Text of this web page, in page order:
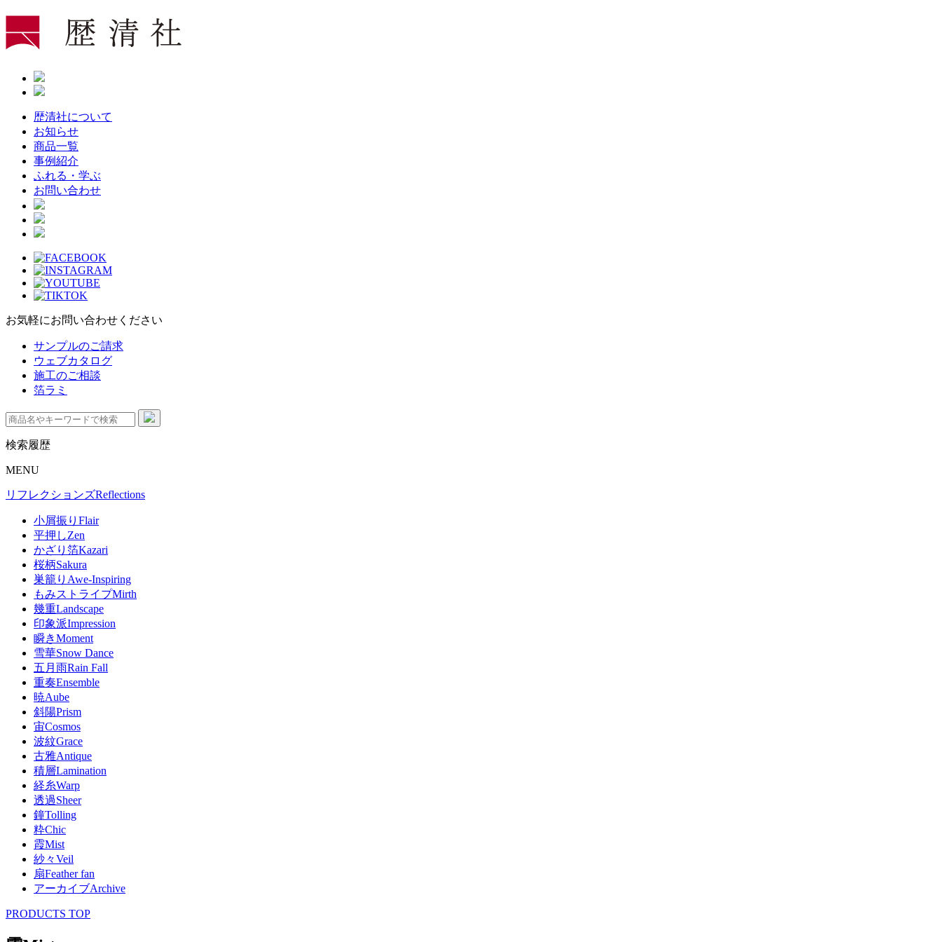
Skip
to
the
歴清社について
お知らせ
商品一覧
事例紹介
ふれる・学ぶ
お問い合わせ
お気軽にお問い合わせください
サンプルのご請求
ウェブカタログ
施工のご相談
箔ラミ
検索履歴
MENU
リフレクションズReflections
小屑振り Flair
平押しZen
かざり箔Kazari
桜柄Sakura
巣籠り Awe-Inspiring
もみストライプMirth
幾重Landscape
印象派Impression
瞬きMoment
雪華Snow Dance
五月雨Rain Fall
重奏Ensemble
暁Aube
斜陽Prism
宙Cosmos
波紋Grace
古雅Antique
積層Lamination
経糸Warp
透過Sheer
鐘Tolling
粋Chic
霞Mist
紗々Veil
扇Feather fan
アーカイブArchive
PRODUCTS TOP